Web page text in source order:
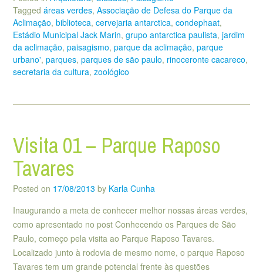
Tagged áreas verdes, Associação de Defesa do Parque da
Aclimação, biblioteca, cervejaria antarctica, condephaat,
Estádio Municipal Jack Marin, grupo antarctica paulista, jardim
da aclimação, paisagismo, parque da aclimação, parque
urbano', parques, parques de são paulo, rinoceronte cacareco,
secretaria da cultura, zoológico
Visita 01 – Parque Raposo
Tavares
Posted on 17/08/2013 by Karla Cunha
Inaugurando a meta de conhecer melhor nossas áreas verdes,
como apresentado no post Conhecendo os Parques de São
Paulo, começo pela visita ao Parque Raposo Tavares.
Localizado junto à rodovia de mesmo nome, o parque Raposo
Tavares tem um grande potencial frente às questões